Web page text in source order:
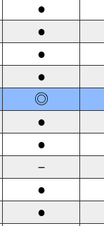
●
●
●
●
◎
●
●
－
●
●